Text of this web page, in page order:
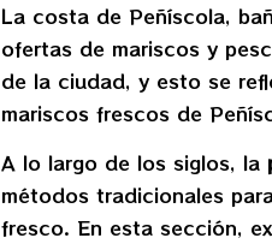
La costa de Peñíscola,
ofertas de mariscos y
de la ciudad, y esto se
mariscos frescos de
A lo largo de los siglos, la
métodos tradicionales
fresco. En esta sección,